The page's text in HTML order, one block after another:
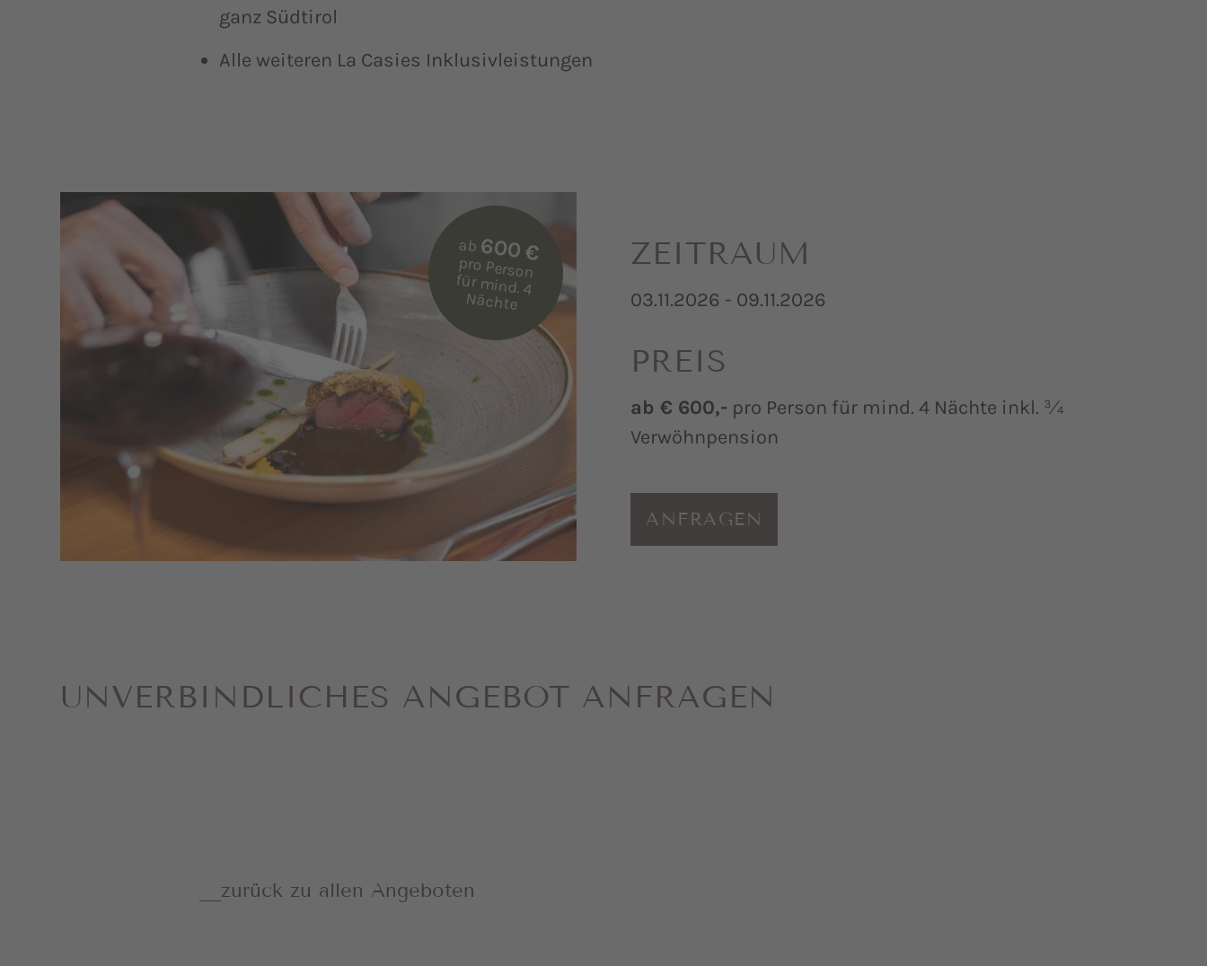
ganz Südtirol
Alle weiteren La Casies Inklusivleistungen
ab600 €
pro Person
für m
ind. 4
Nächte
ZEITRAUM
03.11.2026 - 09.11.2026
PREIS
ab € 600,- pro Person für mind. 4 Nächte inkl. ¾
Verwöhnpension
ANFRAGEN
UNVERBINDLICHES ANGEBOT ANFRAGEN
zurück zu allen Angeboten